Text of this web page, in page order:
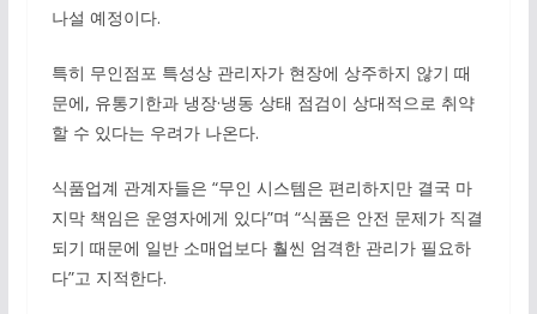
나설 예정이다.
특히 무인점포 특성상 관리자가 현장에 상주하지 않기 때
문에, 유통기한과 냉장·냉동 상태 점검이 상대적으로 취약
할 수 있다는 우려가 나온다.
식품업계 관계자들은 “무인 시스템은 편리하지만 결국 마
지막 책임은 운영자에게 있다”며 “식품은 안전 문제가 직결
되기 때문에 일반 소매업보다 훨씬 엄격한 관리가 필요하
다”고 지적한다.